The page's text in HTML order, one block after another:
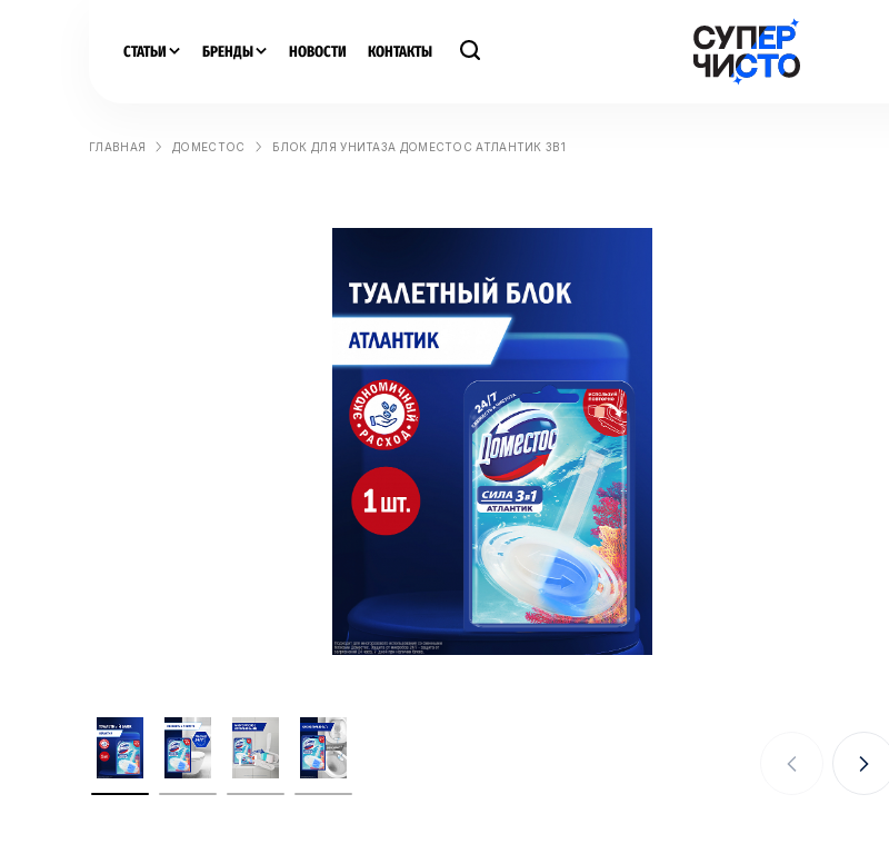
СТАТЬИ БРЕНДЫ НОВОСТИ КОНТАКТЫ
ГЛАВНАЯ ДОМЕСТОС БЛОК ДЛЯ УНИТАЗА ДОМЕСТОС АТЛАНТИК 3В1